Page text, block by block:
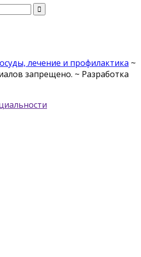
лечение и профилактика ~
запрещено. ~ Разработка